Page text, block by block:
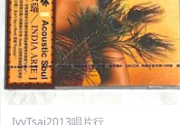
IvyTsai2013唱片行